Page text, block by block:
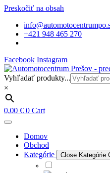
Preskočiť na obsah
+421 948 465 270
Facebook Instagram
Vyhľadať produkty...
×
0,00 € 0 Cart
Domov
Obchod
Kategórie
Close Kategórie